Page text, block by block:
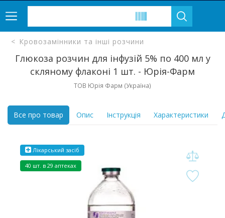
Кровозамінники та інші розчини
Глюкоза розчин для інфузій 5% по 400 мл у
скляному флаконі 1 шт. - Юрія-Фарм
ТОВ Юрія Фарм (Україна)
Все про товар Опис Інструкція Характеристики
Лікарський засіб
40 шт. в 29 аптеках